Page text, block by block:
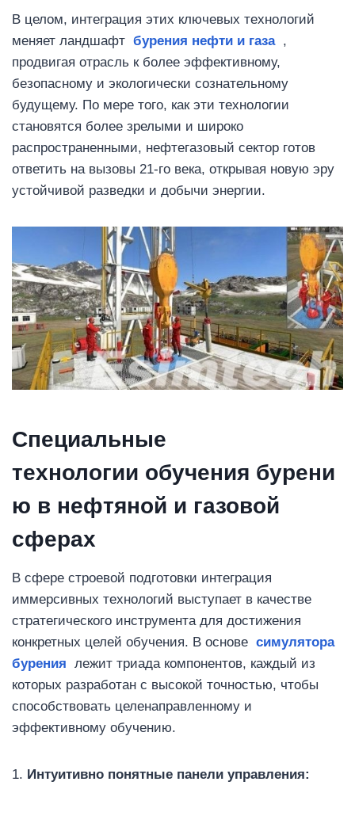
В целом, интеграция этих ключевых технологий
меняет ландшафт бурения нефти и газа,
продвигая отрасль к более эффективному,
безопасному и экологически сознательному
будущему. По мере того, как эти технологии
становятся более зрелыми и широко
распространенными, нефтегазовый сектор готов
ответить на вызовы 21-го века, открывая новую эру
устойчивой разведки и добычи энергии.
Специальные
технологии обучения бурени
ю в нефтяной и газовой
сферах
В сфере строевой подготовки интеграция
иммерсивных технологий выступает в качестве
стратегического инструмента для достижения
конкретных целей обучения. В основе симулятора
бурения лежит триада компонентов, каждый из
которых разработан с высокой точностью, чтобы
способствовать целенаправленному и
эффективному обучению.
1. Интуитивно понятные панели управления: